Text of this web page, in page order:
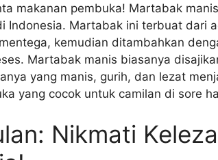
makanan pembuka! Martabak
Indonesia. Martabak ini terbuat dari
kemudian ditambahkan
Martabak manis biasanya
yang manis, gurih, dan lezat
yang cocok untuk camilan di sore
Nikmati